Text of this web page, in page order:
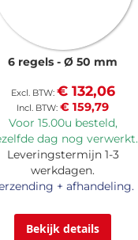
6 regels Ø 50 mm
€ 159,79
€ 132,06
Voor 15.00u besteld,
dag nog verwerkt.
Leveringstermijn 1-3
werkdagen.
+ afhandeling.
Bekijk details